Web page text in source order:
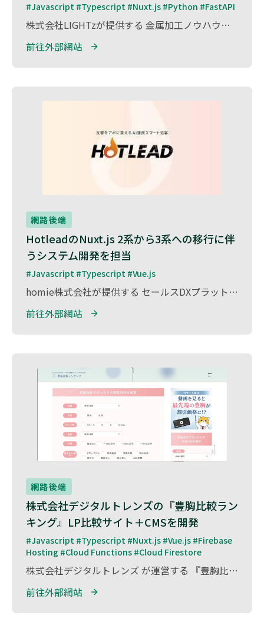
#Javascript #Typescript #Nuxt.js #Python #FastAPI
株式会社LIGHTzが提供する 金属加工ノウハウ継承システム『Blooplinter』 の 3Dモデルビューワーシステムの開発 を担当しました。 『Blooplinter』は、熟練技術者の金属加工ノウハウをデジタル化し、次世代へ継承するためのプラットフォーム で、3Dモデルを活用した直感的な情報共有を可能にします。 本プロジェクトでは、Python（FastAPI）とNuxt.jsを活用し、軽量かつスムーズに動作する3Dモデルビューワーを開発。 これにより、加工データや設計情報を3D空間上で可視化し、技術継承の精度を向上 させることに貢献しました。
前往外部網站
網路後端
HotleadのNuxt.js 2系から3系への移行に伴
うシステム開発を担当
#Javascript #Typescript #Vue.js
homie株式会社が提供する セールスDXプラットフォーム『Hotlead』 のシステム開発を担当しました。 『Hotlead』は、企業の営業活動を効率化し、見込み顧客との最適なマッチングを実現するSaaS型サービス です。 本プロジェクトでは、Nuxt.js 2系から3系への移行対応を実施。 フレームワークのバージョンアップに伴い、最新の技術トレンドを取り入れつつ、既存機能の最適化やパフォーマンス向上を図りました。
前往外部網站
網路後端
株式会社デジタルトレンズの『豊胸比較ラン
キング』LP比較サイト＋CMSを開発
#Javascript #Typescript #Nuxt.js #Vue.js #Firebase
Hosting #Cloud Functions #Cloud Firestore
株式会社デジタルトレンズ が運営する 『豊胸比較ランキング』 の LP比較サイト＋CMSの開発 を担当しました。 本サイトは、豊胸手術を検討するユーザー向けに、クリニックや施術方法を比較・ランキング形式で紹介する情報プラットフォーム です。 本プロジェクトでは、直感的なUIを備えたランディングページ（LP）と、柔軟なコンテンツ管理が可能なCMSを開発。 これにより、情報の迅速な更新、SEO対策の強化、ユーザーエクスペリエンスの向上 を実現しました。
前往外部網站